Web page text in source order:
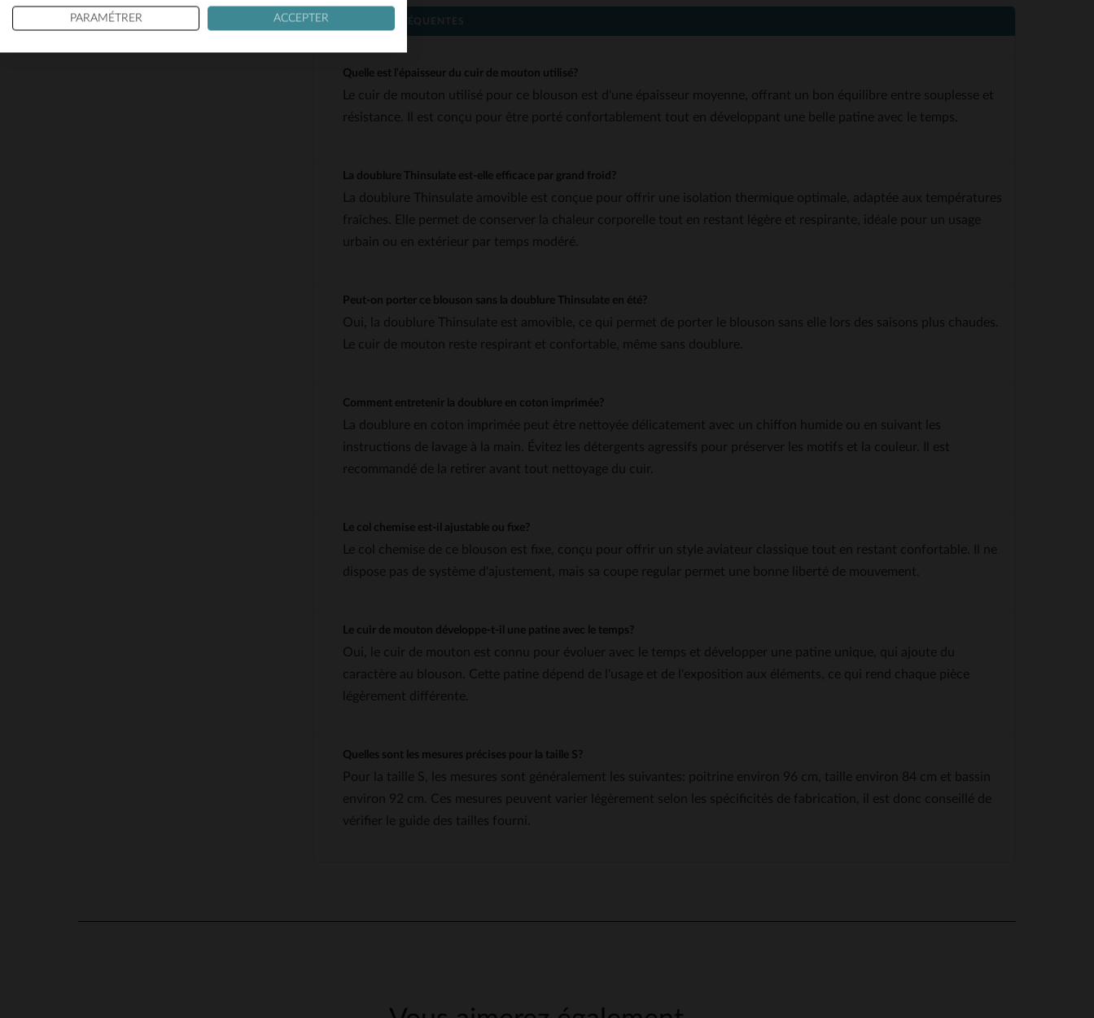
QUESTIONS FRÉQUENTES
Quelle est l'épaisseur du cuir de mouton utilisé?
Le cuir de mouton utilisé pour ce blouson est d'une épaisseur moyenne, offrant un bon équilibre entre souplesse et
résistance. Il est conçu pour être porté confortablement tout en développant une belle patine avec le temps.
La doublure Thinsulate est-elle efficace par grand froid?
La doublure Thinsulate amovible est conçue pour offrir une isolation thermique optimale, adaptée aux températures
fraîches. Elle permet de conserver la chaleur corporelle tout en restant légère et respirante, idéale pour un usage
urbain ou en extérieur par temps modéré.
Peut-on porter ce blouson sans la doublure Thinsulate en été?
Oui, la doublure Thinsulate est amovible, ce qui permet de porter le blouson sans elle lors des saisons plus chaudes.
Le cuir de mouton reste respirant et confortable, même sans doublure.
Comment entretenir la doublure en coton imprimée?
La doublure en coton imprimée peut être nettoyée délicatement avec un chiffon humide ou en suivant les
instructions de lavage à la main. Évitez les détergents agressifs pour préserver les motifs et la couleur. Il est
recommandé de la retirer avant tout nettoyage du cuir.
Le col chemise est-il ajustable ou fixe?
Le col chemise de ce blouson est fixe, conçu pour offrir un style aviateur classique tout en restant confortable. Il ne
dispose pas de système d'ajustement, mais sa coupe regular permet une bonne liberté de mouvement.
Le cuir de mouton développe-t-il une patine avec le temps?
Oui, le cuir de mouton est connu pour évoluer avec le temps et développer une patine unique, qui ajoute du
caractère au blouson. Cette patine dépend de l'usage et de l'exposition aux éléments, ce qui rend chaque pièce
légèrement différente.
Quelles sont les mesures précises pour la taille S?
Pour la taille S, les mesures sont généralement les suivantes: poitrine environ 96 cm, taille environ 84 cm et bassin
environ 92 cm. Ces mesures peuvent varier légèrement selon les spécificités de fabrication, il est donc conseillé de
vérifier le guide des tailles fourni.
Sans commentaire
PARAMÉTRER ACCEPTER